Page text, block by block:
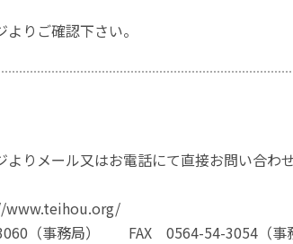
りご確認下さい。
りメール又はお電話にて直接お問い合わせ
（事務局） FAX 0564-54-3054（事